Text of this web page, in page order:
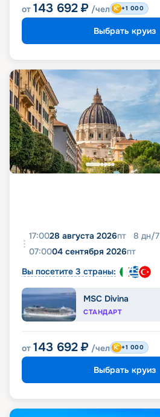
от 143 692 ₽ /чел +1 000
Выбрать круиз
17:0028 августа 2026пт 8 дн/7
07:0004 сентября 2026пт
Вы посетите 3 страны:
MSC Divina
СТАНДАРТ
от 143 692 ₽ /чел +1 000
Выбрать круиз